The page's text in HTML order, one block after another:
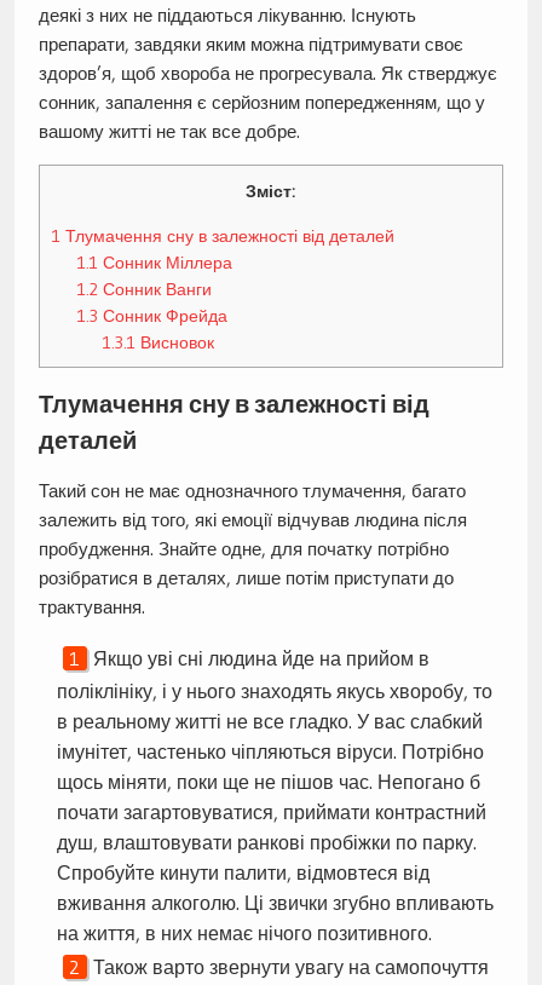
деякі з них не піддаються лікуванню. Існують
препарати, завдяки яким можна підтримувати своє
здоров’я, щоб хвороба не прогресувала. Як стверджує
сонник, запалення є серйозним попередженням, що у
вашому житті не так все добре.
Зміст:
1 Тлумачення сну в залежності від деталей
1.1 Сонник Міллера
1.2 Сонник Ванги
1.3 Сонник Фрейда
1.3.1 Висновок
Тлумачення сну в залежності від
деталей
Такий сон не має однозначного тлумачення, багато
залежить від того, які емоції відчував людина після
пробудження. Знайте одне, для початку потрібно
розібратися в деталях, лише потім приступати до
трактування.
Якщо уві сні людина йде на прийом в
поліклініку, і у нього знаходять якусь хворобу, то
в реальному житті не все гладко. У вас слабкий
імунітет, частенько чіпляються віруси. Потрібно
щось міняти, поки ще не пішов час. Непогано б
почати загартовуватися, приймати контрастний
душ, влаштовувати ранкові пробіжки по парку.
Спробуйте кинути палити, відмовтеся від
вживання алкоголю. Ці звички згубно впливають
на життя, в них немає нічого позитивного.
Також варто звернути увагу на самопочуття